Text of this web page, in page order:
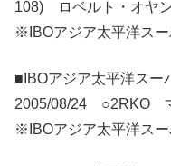
108) ロベルト・オヤ
※IBOアジア太平洋ス
■IBOアジア太平洋スー
2005/08/24 ○2RKO
※IBOアジア太平洋ス